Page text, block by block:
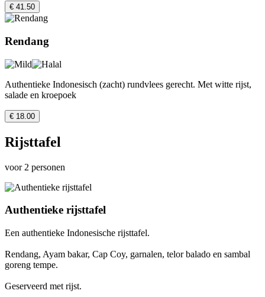
€ 41.50
Rendang
Authentieke Indonesisch (zacht) rundvlees gerecht. Met witte rijst,
salade en kroepoek
€ 18.00
Rijsttafel
voor 2 personen
Authentieke rijsttafel
Een authentieke Indonesische rijsttafel.
Rendang, Ayam bakar, Cap Coy, garnalen, telor balado en sambal
goreng tempe.
Geserveerd met rijst.